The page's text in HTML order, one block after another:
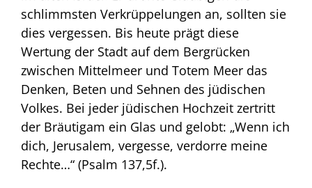
schlimmsten Verkrüppelungen an, sollten sie
dies vergessen. Bis heute prägt diese
Wertung der Stadt auf dem Bergrücken
zwischen Mittelmeer und Totem Meer das
Denken, Beten und Sehnen des jüdischen
Volkes. Bei jeder jüdischen Hochzeit zertritt
der Bräutigam ein Glas und gelobt: „Wenn ich
dich, Jerusalem, vergesse, verdorre meine
Rechte…“ (Psalm 137,5f.).